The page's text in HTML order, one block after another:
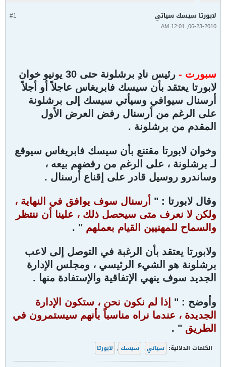
#1 لابورتا سيسك سياتي
06-23-2010, 12:01 AM
سبورت -
رئيس نادِ برشلونة حتى 30 يونيو خوان
لابورتا يعتقد بأن سيسك فابريغاس عاجلاً أو أجلاً
أرسنال سيوافي وسيأتي سيسك إلى برشلونة
على الرغم من أرسنال رفض العرض الأول
المقدم من برشلونة .
وخوان لابورتا مقتنع بأن سيسك فابريغاس سيوقع
لـ برشلونة ، على الرغم من رفضهم بيعه ،
وساندرو روسيل قادر على إقناع أرسنال .
وقال لابورتا : " أرسنال سوف يوافق في النهاية ،
ولكن لا نعرف متى سيحصل ذلك ، علينا أن ننتظر
والسماح للمهنيين القيام بعملهم " .
ولابورتا يعتقد بأن الرغبة في التوصل إلى لاعب
برشلونة هو الشيء الرئيسي ، ومجلس الإدارة
الجديد سوف ينهي الإتفاقية والإستفادة منها .
وأوضح : " إذا لم نكون نحن ، ستكون الإدارة
الجديدة ، عندما نراه مناسباً بأنهم سيستمرون في
الطريق " .
الكلمات الدلالية: سياتي , سيسك , لابورتا